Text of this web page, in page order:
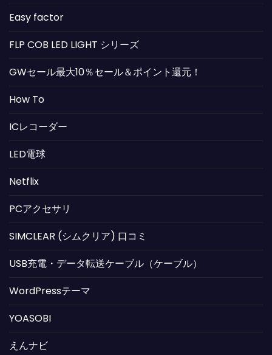
Easy factor
FLP COB LED LIGHT シリーズ
GWセール最大10％セール＆ポイント還元！
How To
ICレコーダー
LED電球
Netflix
PCアクセサリ
SIMCLEAR (シムクリア) 口コミ
USB充電・データ転送ケーブル（ケーブル）
WordPressテーマ
YOASOBI
えんナビ